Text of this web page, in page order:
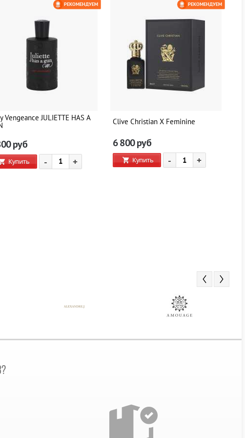
Vengeance JULIETTE HAS A
руб
Купить - +
РЕКОМЕНДУЕМ
Clive Christian X Feminine
6 800руб
Купить - +
РЕКОМЕНДУЕМ